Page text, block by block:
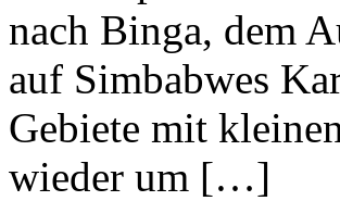
nach Binga, dem
auf Simbabwes
Gebiete mit
wieder um […]